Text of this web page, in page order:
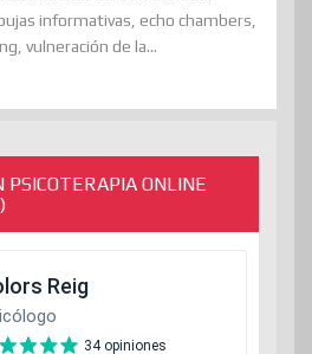
informativas, echo chambers,
vulneración de la...
PSICOTERAPIA ONLINE